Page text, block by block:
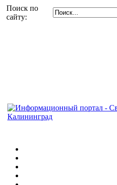
Поиск по
сайту: